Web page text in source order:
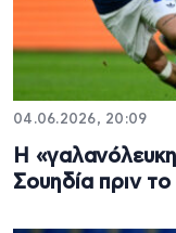
04.06.2026, 20:09
Η
Σουηδία πριν